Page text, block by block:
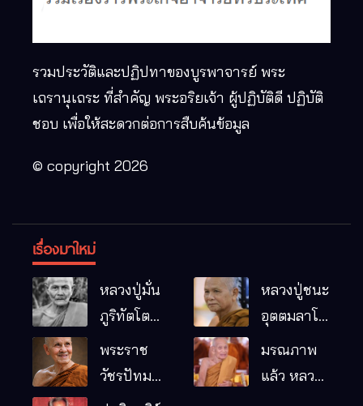
รวมประวัติและปฏิปทาของบูรพาจารย์ พระ
เถรานุเถระ ที่สำคัญ พระอริยเจ้า ผู้ปฏิบัติดี ปฏิบัติ
ชอบ เพื่อให้สะดวกต่อการสืบค้นข้อมูล
© copyright 2026
เรื่องมาใหม่
หลวงปู่มั่น
ภูริทัตโต
พระอริยเจ้า
ผู้เป็นบิดา
หลวงปู่ชนะ
อุตตมลาโภ
หมากอื๋อ
พระราช
วัชรปัทม
คุณ (หลวง
มรณภาพ
แล้ว หลวง